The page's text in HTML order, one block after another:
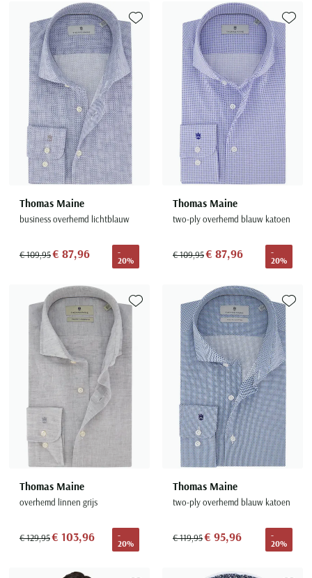
Thomas Maine
business overhemd lichtblauw
€ 109,95€ 87,96
-
20%
Toevoegen aan favorieten
Thomas Maine
two-ply overhemd blauw katoen
€ 109,95€ 87,96
-
20%
Thomas Maine
overhemd linnen grijs
€ 129,95€ 103,96
-
20%
Toevoegen aan favorieten
Thomas Maine
two-ply overhemd blauw katoen
€ 119,95€ 95,96
-
20%